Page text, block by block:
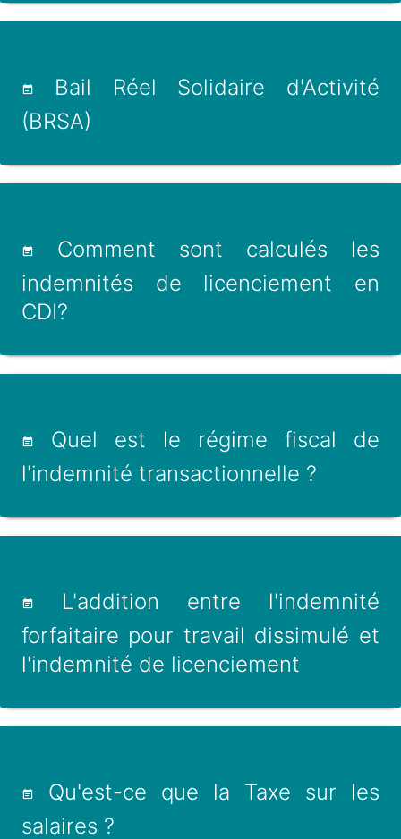
Bail Réel Solidaire d'Activité
(BRSA)
Comment sont calculés les
indemnités de licenciement en
CDI?
Quel est le régime fiscal de
l'indemnité transactionnelle ?
L'addition entre l'indemnité
forfaitaire pour travail dissimulé et
l'indemnité de licenciement
Qu'est-ce que la Taxe sur les
salaires ?